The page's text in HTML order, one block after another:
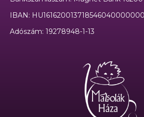
IBAN:
Adószám: 19278948-1-13